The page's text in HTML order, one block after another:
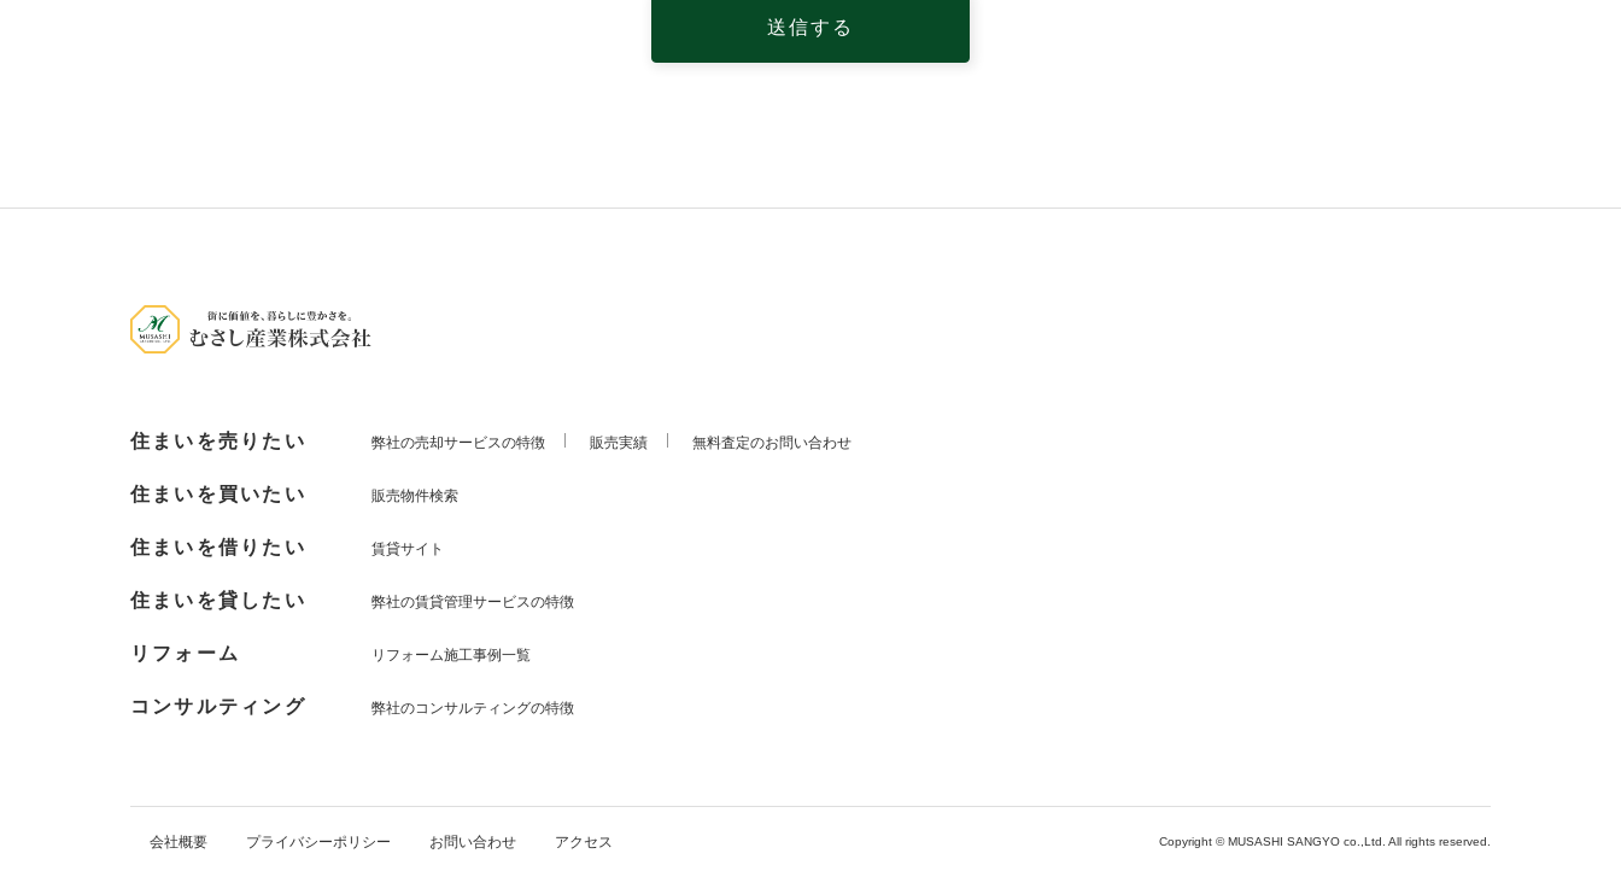
送信する
住まいを売りたい 弊社の売却サービスの特徴 販売実績 無料査定のお問い合わせ
住まいを買いたい 販売物件検索
住まいを借りたい 賃貸サイト
住まいを貸したい 弊社の賃貸管理サービスの特徴
リフォーム リフォーム施工事例一覧
コンサルティング 弊社のコンサルティングの特徴
会社概要 プライバシーポリシー お問い合わせ アクセス Copyright © MUSASHI SANGYO co.,Ltd. All rights reserved.